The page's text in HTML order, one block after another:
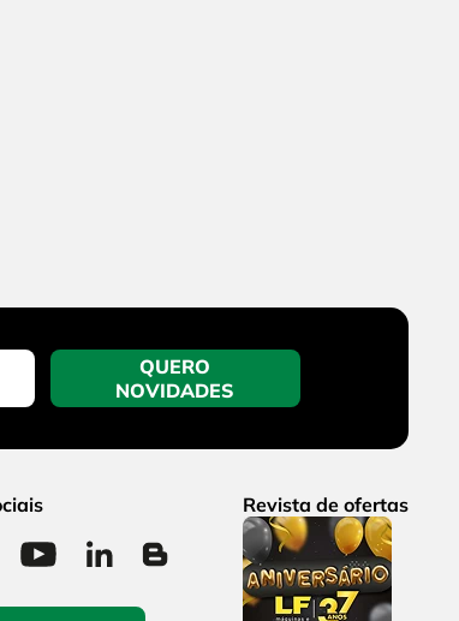
QUERO
NOVIDADES
Revista de ofertas